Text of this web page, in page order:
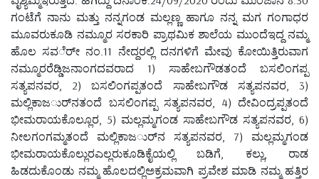
ಗಂಟೆಗೆ ನಾನು ಮತ್ತು ನನ್ನಗಂಡ ಮಲ್ಲಣ್ಣ ಹಾಗೂ ನನ್ನ ಮಗ ಗಂಗಾಧರ
ಮೂವರುಕೂಡಿ ನಮ್ಮೂರ ಸರಕಾರಿ ಪ್ರಾಥಮಿಕ ಶಾಲೆಯ ಮುಂದೆಇದ್ದ ನಮ್ಮ
ಹೊಲ ಸವರ್ೇ ನಂ.11 ನೇದ್ದರಲ್ಲಿ ದನಗಳಿಗೆ ಮೇವು ಕೋಯಿತ್ತಿರುವಾಗ
ನಮ್ಮೂರರೆಡ್ಡಿಜನಾಂಗದವರಾದ 1) ಸಾಹೇಬಗೌಡತಂದೆ ಬಸಲಿಂಗಪ್ಪ
ಸತ್ಯಪನವರ, 2) ಬಸಲಿಂಗಪ್ಪತಂದೆ ಸಾಹೇಬಗೌಡ ಸತ್ಯಪನವರ, 3)
ಮಲ್ಲಿಕಾಜರ್ುನತಂದೆ ಬಸಲಿಂಗಪ್ಪ ಸತ್ಯಪನವರ, 4) ದೇವಿಂದ್ರಪ್ಪತಂದೆ
ಭೀಮರಾಯಕೊಲ್ಲೂರ, 5) ಮಲ್ಲಮ್ಮಗಂಡ ಸಾಹೇಬಗೌಡ ಸತ್ಯಪನವರ, 6)
ನೀಲಗಂಗಮ್ಮತಂದೆ ಮಲ್ಲಿಕಾಜರ್ುನ ಸತ್ಯಪನವರ, 7) ಮಲ್ಲಮ್ಮಗಂಡ
ಭೀಮರಾಯಕೊಲ್ಲುರಎಲ್ಲರುಕೂಡಿಕೈಯಲ್ಲಿ ಬಡಿಗೆ, ಕಲ್ಲು, ರಾಡ
ಹಿಡದುಕೊಂಡು ನಮ್ಮ ಹೊಲದಲ್ಲಿಅಕ್ರಮವಾಗಿ ಪ್ರವೇಶ ಮಾಡಿ ನಮ್ಮ ಹತ್ತಿರ